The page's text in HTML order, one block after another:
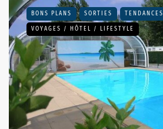
BONS PLANS SORTIES TENDANCES
VOYAGES / HÔTEL / LIFESTYLE